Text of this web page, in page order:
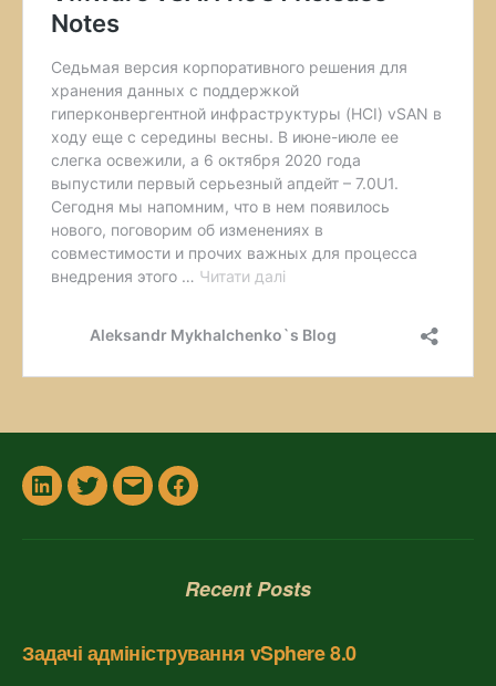
In TwitterEmailFacebook
Recent Posts
Задачі адміністрування vSphere 8.0